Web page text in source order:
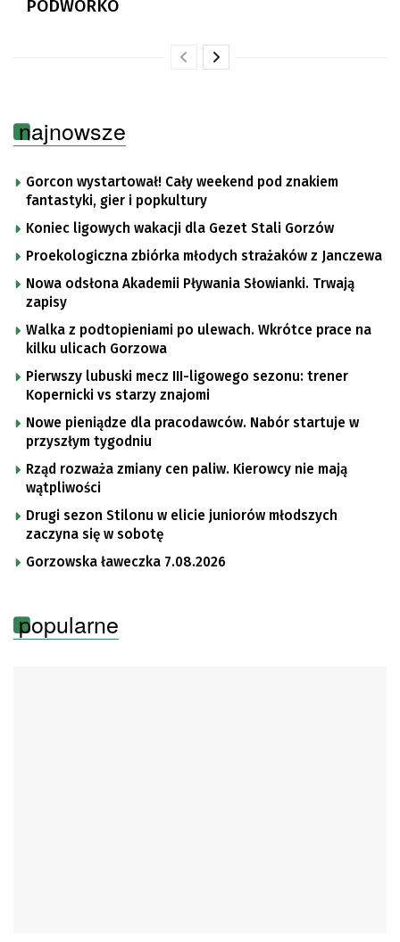
PODWÓRKO
najnowsze
Gorcon wystartował! Cały weekend pod znakiem
fantastyki, gier i popkultury
Koniec ligowych wakacji dla Gezet Stali Gorzów
Proekologiczna zbiórka młodych strażaków z Janczewa
Nowa odsłona Akademii Pływania Słowianki. Trwają
zapisy
Walka z podtopieniami po ulewach. Wkrótce prace na
kilku ulicach Gorzowa
Pierwszy lubuski mecz III-ligowego sezonu: trener
Kopernicki vs starzy znajomi
Nowe pieniądze dla pracodawców. Nabór startuje w
przyszłym tygodniu
Rząd rozważa zmiany cen paliw. Kierowcy nie mają
wątpliwości
Drugi sezon Stilonu w elicie juniorów młodszych
zaczyna się w sobotę
Gorzowska ławeczka 7.08.2026
popularne